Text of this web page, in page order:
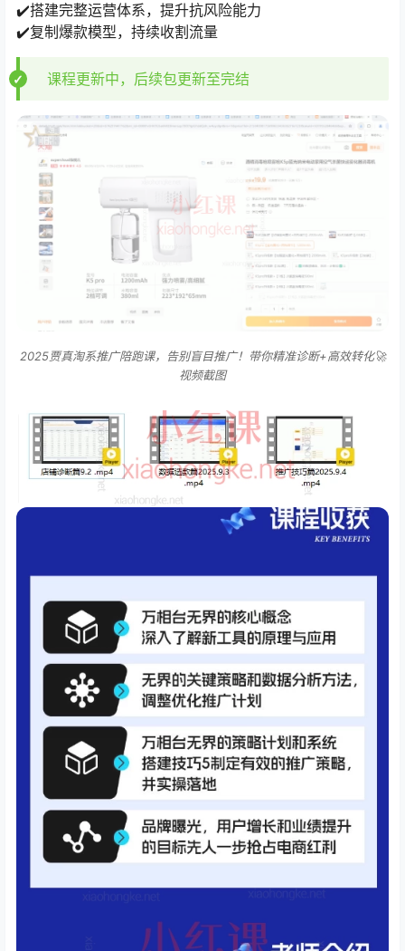
✔️搭建完整运营体系，提升抗风险能力
✔️复制爆款模型，持续收割流量
课程更新中，后续包更新至完结
2025贾真淘系推广陪跑课，告别盲目推广！带你精准诊断+高效转化🚀
视频截图